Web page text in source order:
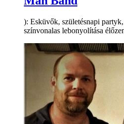
): Esküvők, születésnapi
színvonalas lebonyolítása